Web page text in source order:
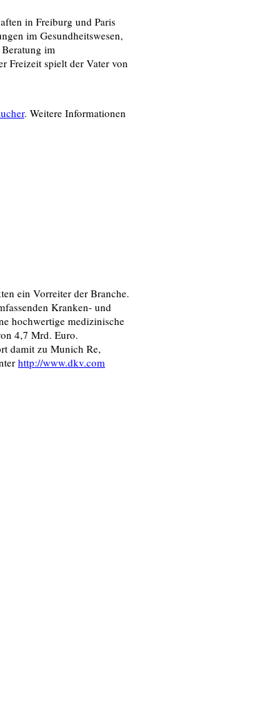
in Freiburg und Paris
im Gesundheitswesen,
im
Freizeit spielt der Vater von
. Weitere Informationen
ein Vorreiter der Branche.
Kranken- und
hochwertige medizinische
4,7 Mrd. Euro.
damit zu Munich Re,
http://www.dkv.com